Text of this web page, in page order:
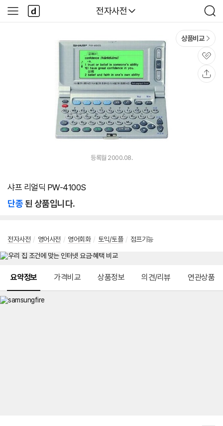
다나와
전자사전
검
색
사
이
다
나
와
상품비교
관
심
등록월 2000.08.
샤프 리얼딕 PW-4100S
단종된 상품입니다.
전자사전 / 영어사전 / 영어회화 / 토익/토플 / 점프기능
요약정보 가격비교 상품정보 의견/리뷰 연관상품